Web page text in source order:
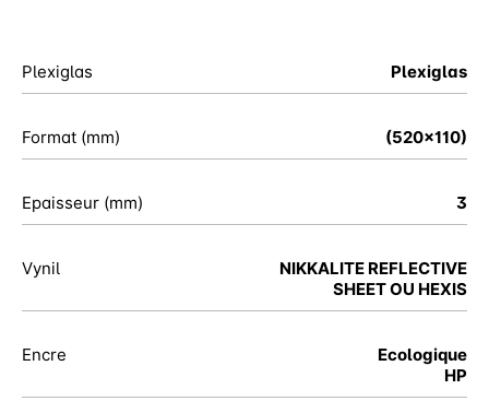
Plexiglas Plexiglas
Format (mm) (520x110)
Epaisseur (mm) 3
Vynil
NIKKALITE REFLECTIVE
SHEET OU HEXIS
Encre
Ecologique
HP